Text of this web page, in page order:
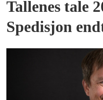
Tallenes tale
Spedisjon